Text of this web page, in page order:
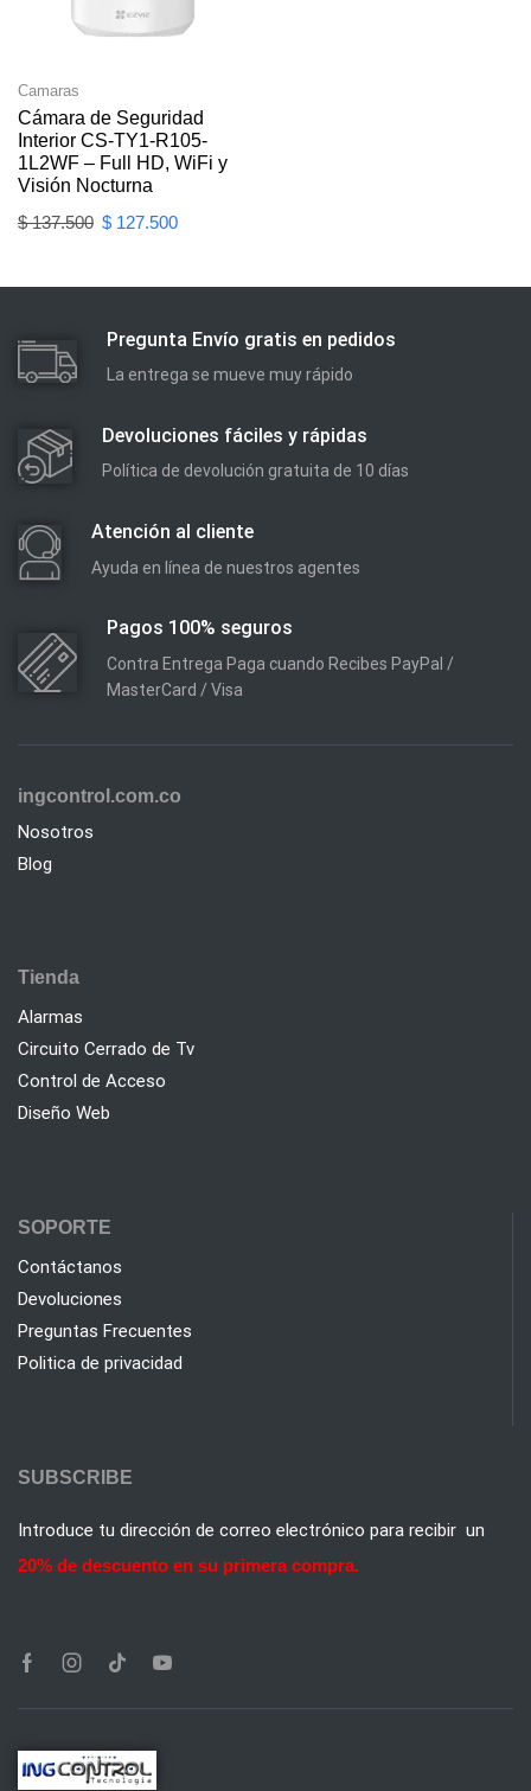
Camaras
Cámara de Seguridad
Interior CS-TY1-R105-
1L2WF – Full HD, WiFi y
Visión Nocturna
$137.500 $ 127.500
Pregunta Envío gratis en pedidos
La entrega se mueve muy rápido
Devoluciones fáciles y rápidas
Política de devolución gratuita de 10 días
Atención al cliente
Ayuda en línea de nuestros agentes
Pagos 100% seguros
Contra Entrega Paga cuando Recibes PayPal /
MasterCard / Visa
ingcontrol.com.co
Nosotros
Blog
Tienda
Alarmas
Circuito Cerrado de Tv
Control de Acceso
Diseño Web
SOPORTE
Contáctanos
Devoluciones
Preguntas Frecuentes
Politica de privacidad
SUBSCRIBE
Introduce tu dirección de correo electrónico para recibir un
20% de descuento en su primera compra.